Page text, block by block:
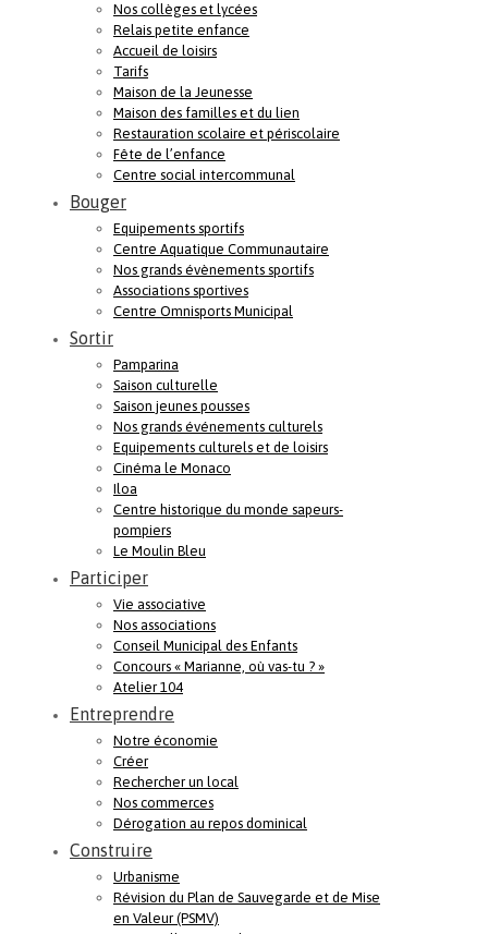
Nos collèges et lycées
Relais petite enfance
Accueil de loisirs
Tarifs
Maison de la Jeunesse
Maison des familles et du lien
Restauration scolaire et périscolaire
Fête de l’enfance
Centre social intercommunal
Bouger
Equipements sportifs
Centre Aquatique Communautaire
Nos grands évènements sportifs
Associations sportives
Centre Omnisports Municipal
Sortir
Pamparina
Saison culturelle
Saison jeunes pousses
Nos grands événements culturels
Equipements culturels et de loisirs
Cinéma le Monaco
Iloa
Centre historique du monde sapeurs-
pompiers
Le Moulin Bleu
Participer
Vie associative
Nos associations
Conseil Municipal des Enfants
Concours « Marianne, où vas-tu ? »
Atelier 104
Entreprendre
Notre économie
Créer
Rechercher un local
Nos commerces
Dérogation au repos dominical
Construire
Urbanisme
Révision du Plan de Sauvegarde et de Mise
en Valeur (PSMV)